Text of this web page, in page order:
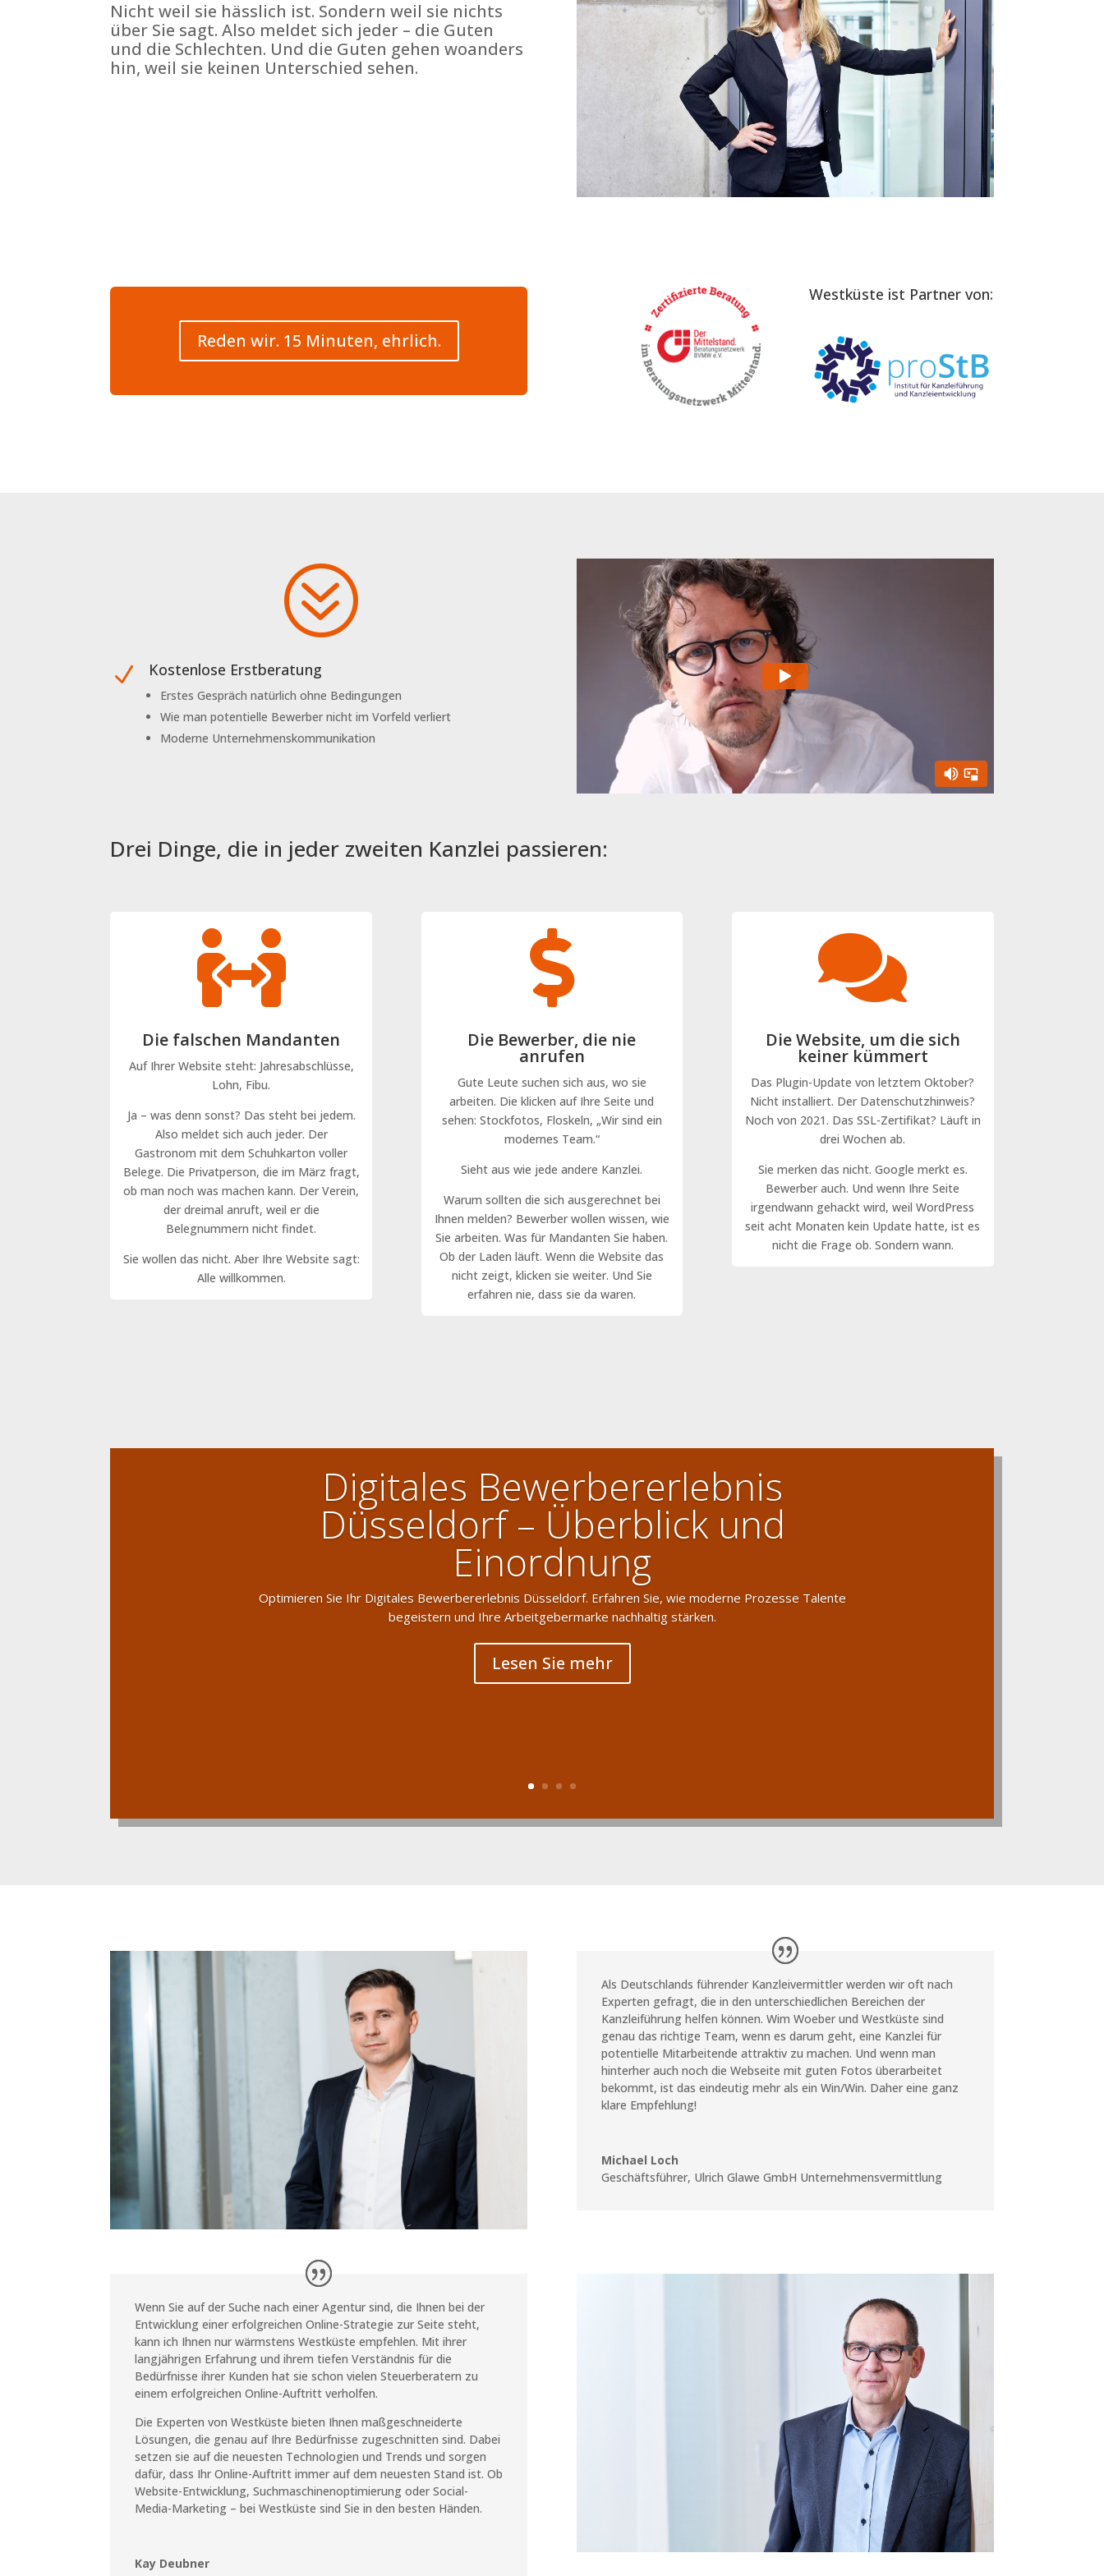
Nicht weil sie hässlich ist. Sondern weil sie nichts
über Sie sagt. Also meldet sich jeder – die Guten
und die Schlechten. Und die Guten gehen woanders
hin, weil sie keinen Unterschied sehen.
Reden wir. 15 Minuten, ehrlich.
Westküste ist Partner von:
?
N Kostenlose Erstberatung
Erstes Gespräch natürlich ohne Bedingungen
Wie man potentielle Bewerber nicht im Vorfeld verliert
Moderne Unternehmenskommunikation
Drei Dinge, die in jeder zweiten Kanzlei passieren:

Die falschen Mandanten
Auf Ihrer Website steht: Jahresabschlüsse,
Lohn, Fibu.
Ja – was denn sonst? Das steht bei jedem.
Also meldet sich auch jeder. Der
Gastronom mit dem Schuhkarton voller
Belege. Die Privatperson, die im März fragt,
ob man noch was machen kann. Der Verein,
der dreimal anruft, weil er die
Belegnummern nicht findet.
Sie wollen das nicht. Aber Ihre Website sagt:
Alle willkommen.

Die Bewerber, die nie
anrufen
Gute Leute suchen sich aus, wo sie
arbeiten. Die klicken auf Ihre Seite und
sehen: Stockfotos, Floskeln, „Wir sind ein
modernes Team.“
Sieht aus wie jede andere Kanzlei.
Warum sollten die sich ausgerechnet bei
Ihnen melden? Bewerber wollen wissen, wie
Sie arbeiten. Was für Mandanten Sie haben.
Ob der Laden läuft. Wenn die Website das
nicht zeigt, klicken sie weiter. Und Sie
erfahren nie, dass sie da waren.

Die Website, um die sich
keiner kümmert
Das Plugin-Update von letztem Oktober?
Nicht installiert. Der Datenschutzhinweis?
Noch von 2021. Das SSL-Zertifikat? Läuft in
drei Wochen ab.
Sie merken das nicht. Google merkt es.
Bewerber auch. Und wenn Ihre Seite
irgendwann gehackt wird, weil WordPress
seit acht Monaten kein Update hatte, ist es
nicht die Frage ob. Sondern wann.
Digitales Bewerbererlebnis
Düsseldorf – Überblick und
Einordnung
Optimieren Sie Ihr Digitales Bewerbererlebnis Düsseldorf. Erfahren Sie, wie moderne Prozesse Talente
begeistern und Ihre Arbeitgebermarke nachhaltig stärken.
Lesen Sie mehr
Als Deutschlands führender Kanzleivermittler werden wir oft nach
Experten gefragt, die in den unterschiedlichen Bereichen der
Kanzleiführung helfen können. Wim Woeber und Westküste sind
genau das richtige Team, wenn es darum geht, eine Kanzlei für
potentielle Mitarbeitende attraktiv zu machen. Und wenn man
hinterher auch noch die Webseite mit guten Fotos überarbeitet
bekommt, ist das eindeutig mehr als ein Win/Win. Daher eine ganz
klare Empfehlung!
Michael Loch
Geschäftsführer, Ulrich Glawe GmbH Unternehmensvermittlung
Wenn Sie auf der Suche nach einer Agentur sind, die Ihnen bei der
Entwicklung einer erfolgreichen Online-Strategie zur Seite steht,
kann ich Ihnen nur wärmstens Westküste empfehlen. Mit ihrer
langjährigen Erfahrung und ihrem tiefen Verständnis für die
Bedürfnisse ihrer Kunden hat sie schon vielen Steuerberatern zu
einem erfolgreichen Online-Auftritt verholfen.
Die Experten von Westküste bieten Ihnen maßgeschneiderte
Lösungen, die genau auf Ihre Bedürfnisse zugeschnitten sind. Dabei
setzen sie auf die neuesten Technologien und Trends und sorgen
dafür, dass Ihr Online-Auftritt immer auf dem neuesten Stand ist. Ob
Website-Entwicklung, Suchmaschinenoptimierung oder Social-
Media-Marketing – bei Westküste sind Sie in den besten Händen.
Kay Deubner